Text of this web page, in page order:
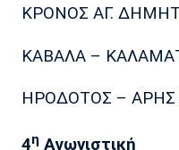
ΚΡΟΝΟΣ ΑΓ.
ΚΑΒΑΛΑ –
ΗΡΟΔΟΤΟΣ – ΑΡΗΣ
4η Αγωνιστική